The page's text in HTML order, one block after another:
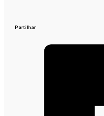
Partilhar